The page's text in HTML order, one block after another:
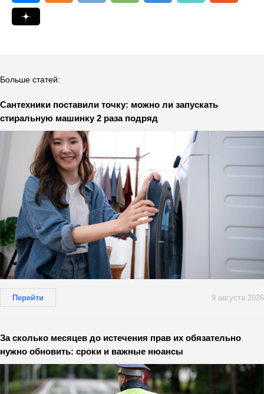
Больше статей:
Сантехники поставили точку: можно ли запускать
стиральную машинку 2 раза подряд
Перейти 9 августа 2026
За сколько месяцев до истечения прав их обязательно
нужно обновить: сроки и важные нюансы